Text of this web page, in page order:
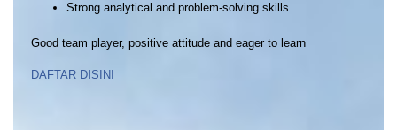
Strong analytical and problem-solving skills
Good team player, positive attitude and eager to learn
DAFTAR DISINI